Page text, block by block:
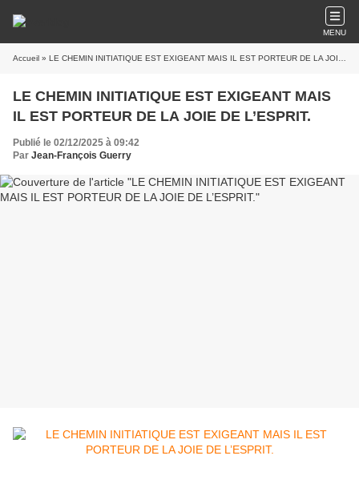
MENU
Accueil » LE CHEMIN INITIATIQUE EST EXIGEANT MAIS IL EST PORTEUR DE LA JOIE DE L’ESPRIT.
LE CHEMIN INITIATIQUE EST EXIGEANT MAIS
IL EST PORTEUR DE LA JOIE DE L’ESPRIT.
Publié le 02/12/2025 à 09:42
Par Jean-François Guerry